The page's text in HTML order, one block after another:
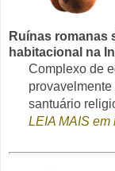
Ruínas romanas
habitacional na
Complexo de
santuário
LEIA MAIS